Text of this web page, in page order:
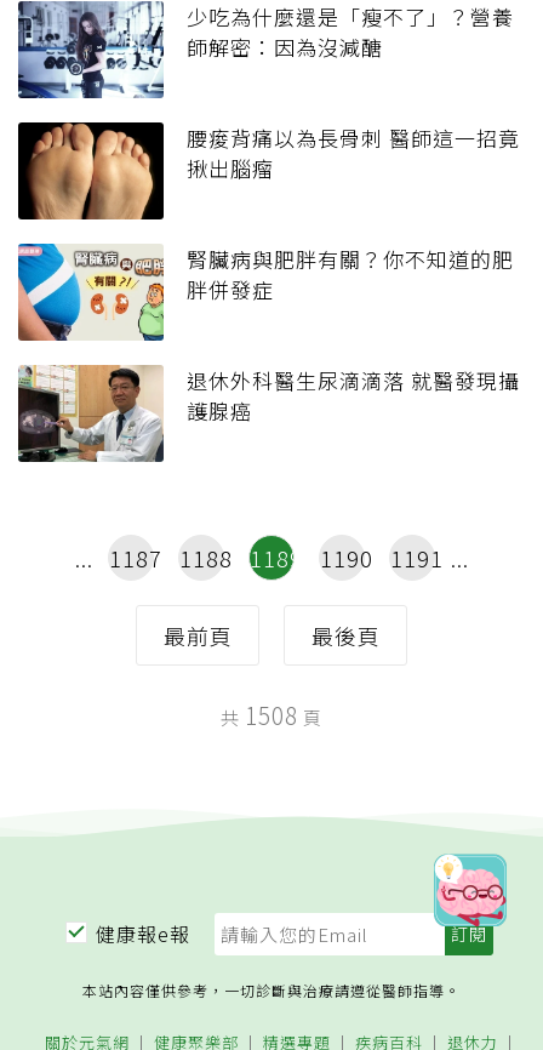
少吃為什麼還是「瘦不了」？營養
師解密：因為沒減醣
腰痠背痛以為長骨刺 醫師這一招竟
揪出腦瘤
腎臟病與肥胖有關？你不知道的肥
胖併發症
退休外科醫生尿滴滴落 就醫發現攝
護腺癌
最前頁
1187 1188 1189 1190 1191
最後頁
共 1508 頁
健康報e報
本站內容僅供參考，一切診斷與治療請遵從醫師指導。
關於元氣網 健康聚樂部 精選專題 疾病百科 退休力